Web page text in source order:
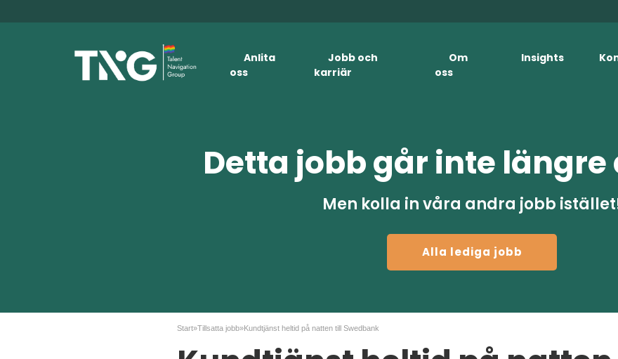
Anlita
oss
Jobb och
karriär
Om
oss
Insights
Detta jobb går inte längre
Men kolla in våra andra jobb
Alla lediga jobb
Start»Tillsatta jobb»Kundtjänst heltid på natten till Swedbank